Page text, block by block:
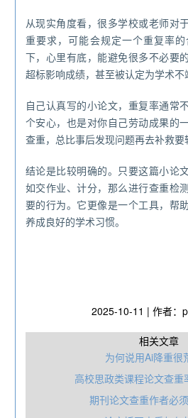
从现实角度看，很多学校或老师对
重要求，可能会规定一个重复率
下，心里有底，能避免很多不必要
超标影响成绩，甚至被认定为学术不
自己认真写的小论文，重复率通常
个安心，也是对你自己劳动成果的
查重，总比事后发现问题再去补救要
结论是比较明确的。只要这篇小论
如交作业、计分，那么进行查重检
要的行为。它更像是一个工具，帮
养成良好的学术习惯。
2025-10-11 | 作者：
相关文章
为何说用Ai降重很
高校思政类课程论文查重
期刊论文查重作者必